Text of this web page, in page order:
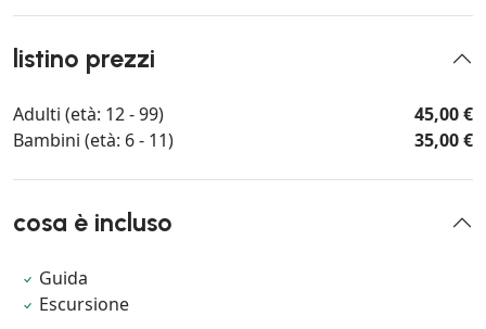
listino prezzi
Adulti (età: 12 - 99)
45,00 €
Bambini (età: 6 - 11)
35,00 €
cosa è incluso
Guida
Escursione